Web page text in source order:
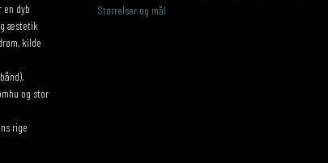
dyb
æstetik
kilde
og stor
rige
Størrelser og mål